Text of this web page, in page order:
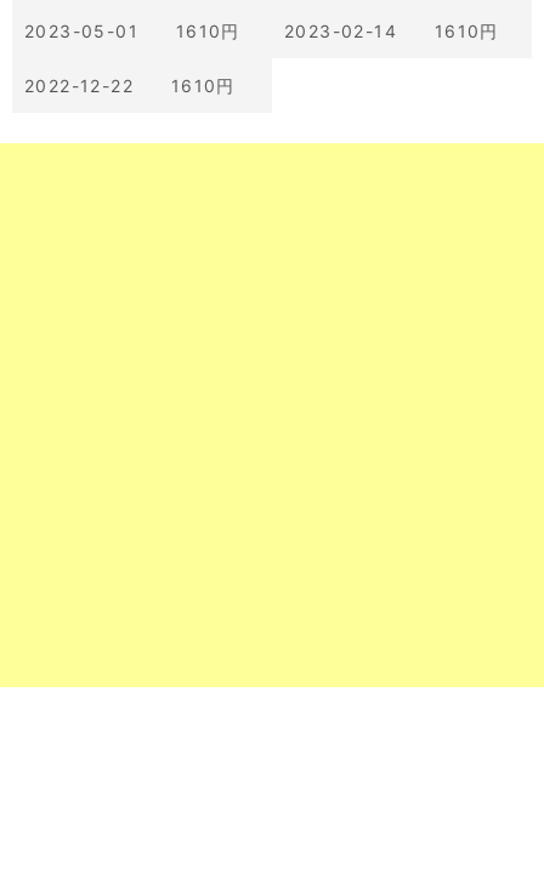
2023-05-01 1610円 2023-02-14 1610円
2022-12-22 1610円